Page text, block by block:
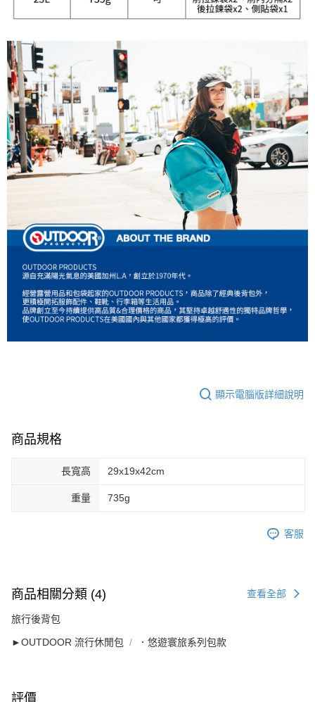
顯示電腦版詳細說明
商品規格
長寬高 29x19x42cm
重量 735g
客服
商品相關分類 (4) 查看全部
旅行後背包
►OUTDOOR 流行休閒包 ．悠遊寰旅系列包款
評價